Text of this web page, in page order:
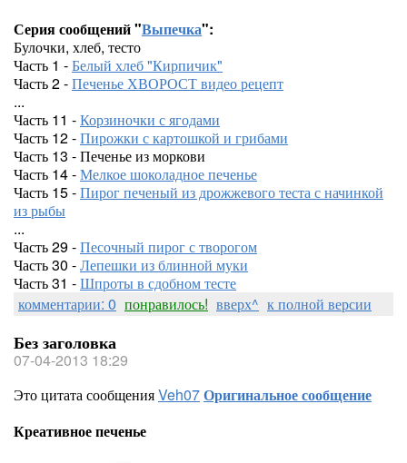
Серия сообщений "Выпечка":
Булочки, хлеб, тесто
Часть 1 -Белый хлеб "Кирпичик"
Часть 2 -Печенье ХВОРОСТ видео рецепт
...
Часть 11 -Корзиночки с ягодами
Часть 12 -Пирожки с картошкой и грибами
Часть 13 - Печенье из моркови
Часть 14 -Мелкое шоколадное печенье
Часть 15 -Пирог печеный из дрожжевого теста с начинкой
из рыбы
...
Часть 29 -Песочный пирог с творогом
Часть 30 -Лепешки из блинной муки
Часть 31 -Шпроты в сдобном тесте
комментарии: 0 понравилось! вверх^ к полной версии
Без заголовка
07-04-2013 18:29
Это цитата сообщенияVeh07Оригинальное сообщение
Креативное печенье